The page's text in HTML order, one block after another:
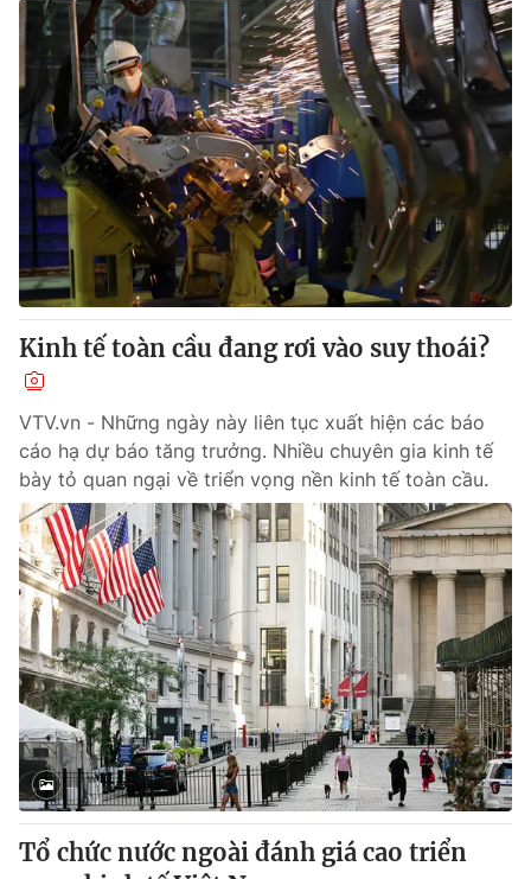
Kinh tế toàn cầu đang rơi vào suy thoái?
VTV.vn - Những ngày này liên tục xuất hiện các báo
cáo hạ dự báo tăng trưởng. Nhiều chuyên gia kinh tế
bày tỏ quan ngại về triển vọng nền kinh tế toàn cầu.
Tổ chức nước ngoài đánh giá cao triển